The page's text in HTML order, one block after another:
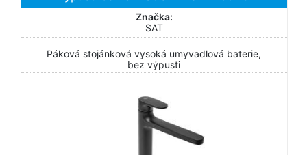
Značka:
SAT
Páková stojánková vysoká umyvadlová baterie,
bez výpusti